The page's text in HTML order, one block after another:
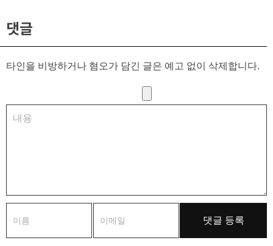
댓글
타인을 비방하거나 혐오가 담긴 글은 예고 없이 삭제합니다.